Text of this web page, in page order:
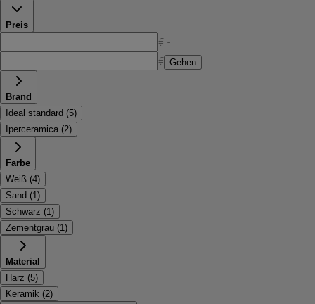
Preis
€ -
€ Gehen
Brand
Ideal standard (5)
Iperceramica (2)
Farbe
Weiß (4)
Sand (1)
Schwarz (1)
Zementgrau (1)
Material
Harz (5)
Keramik (2)